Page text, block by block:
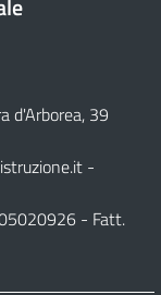
d'Arborea, 39
-
- Fatt.